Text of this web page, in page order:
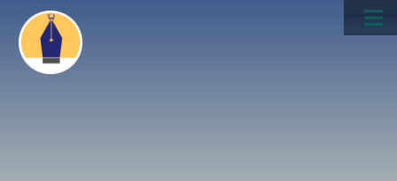
Pasar
contenido
principal